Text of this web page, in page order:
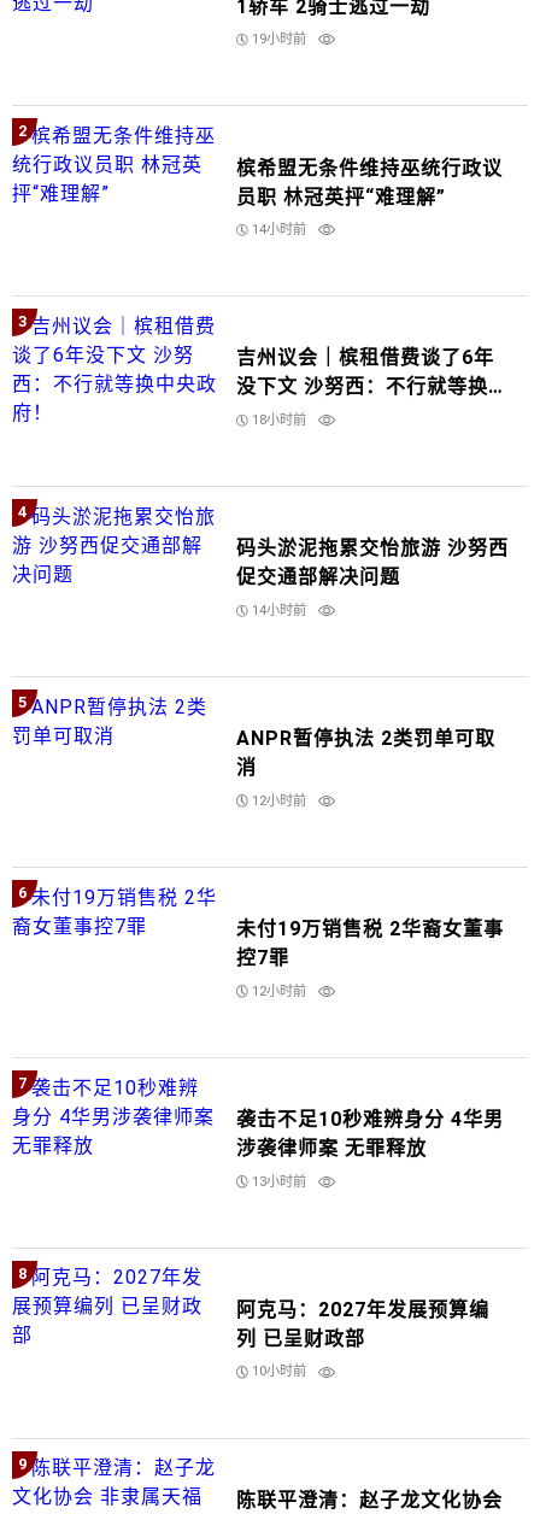
1轿车 2骑士逃过一劫
19小时前
2
槟希盟无条件维持巫统行政议
员职 林冠英抨“难理解”
14小时前
3
吉州议会｜槟租借费谈了6年
没下文 沙努西：不行就等换中
央政府！
18小时前
4
码头淤泥拖累交怡旅游 沙努西
促交通部解决问题
14小时前
5
ANPR暂停执法 2类罚单可取
消
12小时前
6
未付19万销售税 2华裔女董事
控7罪
12小时前
7
袭击不足10秒难辨身分 4华男
涉袭律师案 无罪释放
13小时前
8
阿克马：2027年发展预算编
列 已呈财政部
10小时前
9
陈联平澄清：赵子龙文化协会